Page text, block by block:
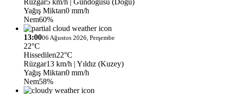
Yağış Miktarı0 mm/h
Nem60%
13:0006 Ağustos 2026, Perşembe
22°C
Hissedilen22°C
Rüzgar13 km/h | Yıldız (Kuzey)
Yağış Miktarı0 mm/h
Nem58%